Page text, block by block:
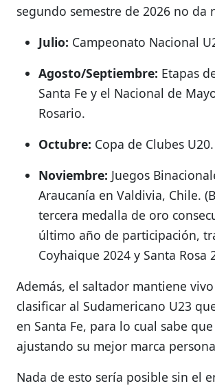
segundo semestre de 2026 no da
Julio: Campeonato Nacional
Agosto/Septiembre: Etapas
Santa Fe y el Nacional de
Rosario.
Octubre: Copa de Clubes U20.
Noviembre: Juegos
Araucanía en Valdivia, Chile.
tercera medalla de oro
último año de participación,
Coyhaique 2024 y Santa Rosa
Además, el saltador mantiene
clasificar al Sudamericano U23
en Santa Fe, para lo cual sabe
ajustando su mejor marca
Nada de esto sería posible sin el